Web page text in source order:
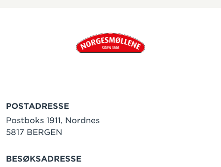
POSTADRESSE
Postboks 1911, Nordnes
5817 BERGEN
BESØKSADRESSE